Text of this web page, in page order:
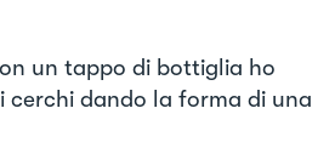
un tappo di bottiglia ho
cerchi dando la forma di una